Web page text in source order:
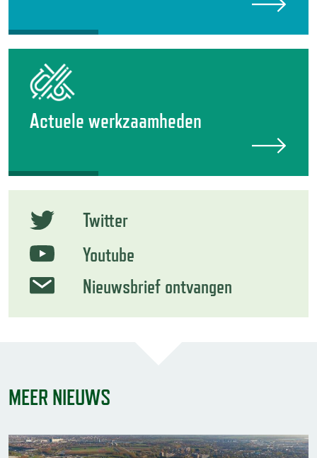
Actuele werkzaamheden
Twitter
Youtube
Nieuwsbrief ontvangen
MEER NIEUWS